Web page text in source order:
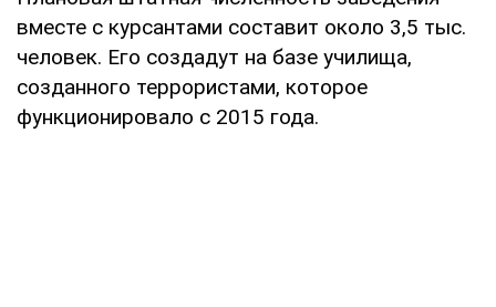
вместе с курсантами составит около 3,5 тыс.
человек. Его создадут на базе училища,
созданного террористами, которое
функционировало с 2015 года.